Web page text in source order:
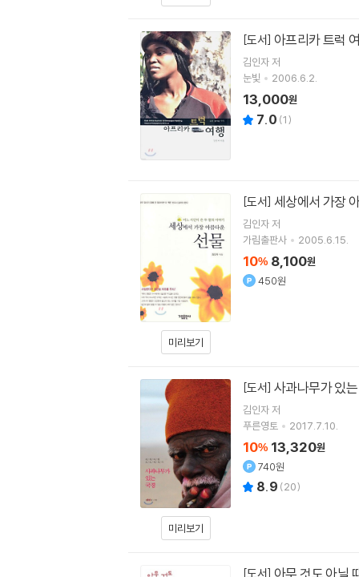
[도서] 아프리카 트럭
김인자저
눈빛
2006.6.2.
13,000원
7.0 (1)
미리보기
[도서] 세상에서 가장
김인자저
가림출판사
2005.6.15.
10% 8,100원
450원
미리보기
[도서] 사과나무가 있
김인자저
푸른영토
2017.7.10.
10% 13,320원
740원
8.9 (20)
[도서]